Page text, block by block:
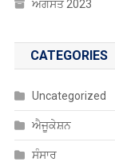
ਅਗਸਤ 2023
CATEGORIES
Uncategorized
ਐਜੂਕੇਸ਼ਨ
ਸੰਸਾਰ